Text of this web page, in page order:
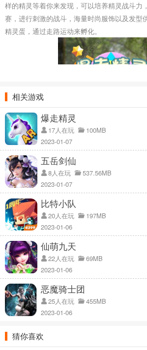
样的精灵等着你来发现，可以培养精灵战斗力
赛，进行刺激的战斗，海量时尚服饰以及发型
精灵蛋，通过走路运动来孵化。
爆走精灵手游特点：
1、真实地图模式，在真实地图上搜寻精灵，精
境；
2、边走边玩，让你畅享室外游戏的乐趣，采
将精灵和实景融为一体；
3、给你一个虚拟和现实叠加的精灵世界，道馆
灵的超强战斗力。
爆走精灵手游介绍：
相关游戏
爆走精灵
17人在玩
100MB
2023-01-07
五岳剑仙
8人在玩
537.56MB
2023-01-07
比特小队
20人在玩
197MB
2023-01-06
仙萌九天
22人在玩
69MB
2023-01-06
恶魔骑士团
25人在玩
455MB
2023-01-06
猜你喜欢